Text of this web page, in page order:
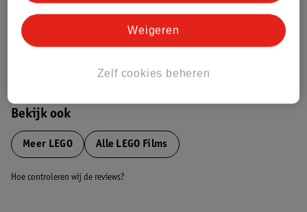
Bekijk ook
Meer LEGO Alle LEGO Films
Hoe controleren wij de reviews?
Zelf cookies beheren
Weigeren